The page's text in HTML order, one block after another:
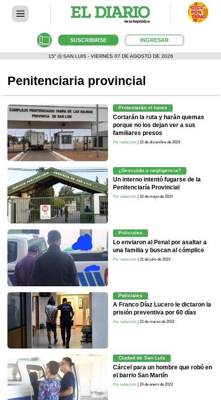
SUSCRIBIRSE INGRESAR
15° SAN LUIS - VIERNES 07 DE AGOSTO DE 2026
Penitenciaria provincial
Protestarán el lunes
Cortarán la ruta y harán quemas
porque no los dejan ver a sus
familiares presos
Por redacción | 15 de diciembre de 2024
¿Descuido o negligencia?
Un interno intentó fugarse de la
Penitenciaría Provincial
Por redacción | 16 de mayo de 2024
Policiales
Lo enviaron al Penal por asaltar a
una familia y buscan al cómplice
Por redacción | 21 de julio de 2023
Policiales
A Franco Díaz Lucero le dictaron la
prisión preventiva por 60 días
Por redacción | 22 de marzo de 2023
Ciudad de San Luis
Cárcel para un hombre que robó en
el barrio San Martín
Por redacción | 24 de enero de 2023